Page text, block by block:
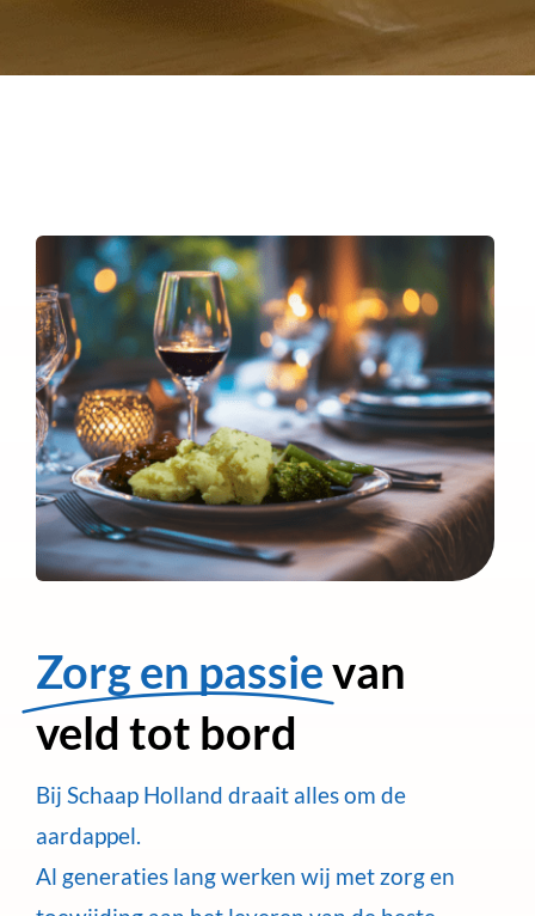
Zorg en passievan
veld tot bord
Bij Schaap Holland draait alles om de
aardappel.
Al generaties lang werken wij met zorg en